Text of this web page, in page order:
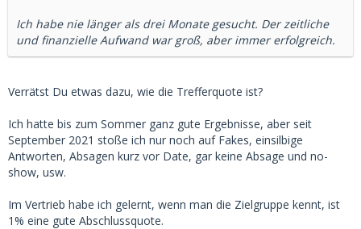
Ich habe nie länger als drei Monate gesucht. Der zeitliche
und finanzielle Aufwand war groß, aber immer erfolgreich.
Verrätst Du etwas dazu, wie die Trefferquote ist?
Ich hatte bis zum Sommer ganz gute Ergebnisse, aber seit
September 2021 stoße ich nur noch auf Fakes, einsilbige
Antworten, Absagen kurz vor Date, gar keine Absage und no-
show, usw.
Im Vertrieb habe ich gelernt, wenn man die Zielgruppe kennt, ist
1% eine gute Abschlussquote.